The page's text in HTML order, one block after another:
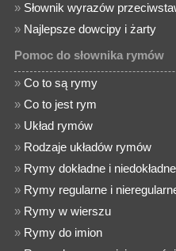
» Słownik wyrazów
» Najlepsze dowcipy i żarty
Pomoc do słownika rymów
»Co to są rymy
»Co to jest rym
» Układ rymów
» Rodzaje układów rymów
» Rymy dokładne i niedokładne
» Rymy regularne i
» Rymy w wierszu
» Rymy do imion